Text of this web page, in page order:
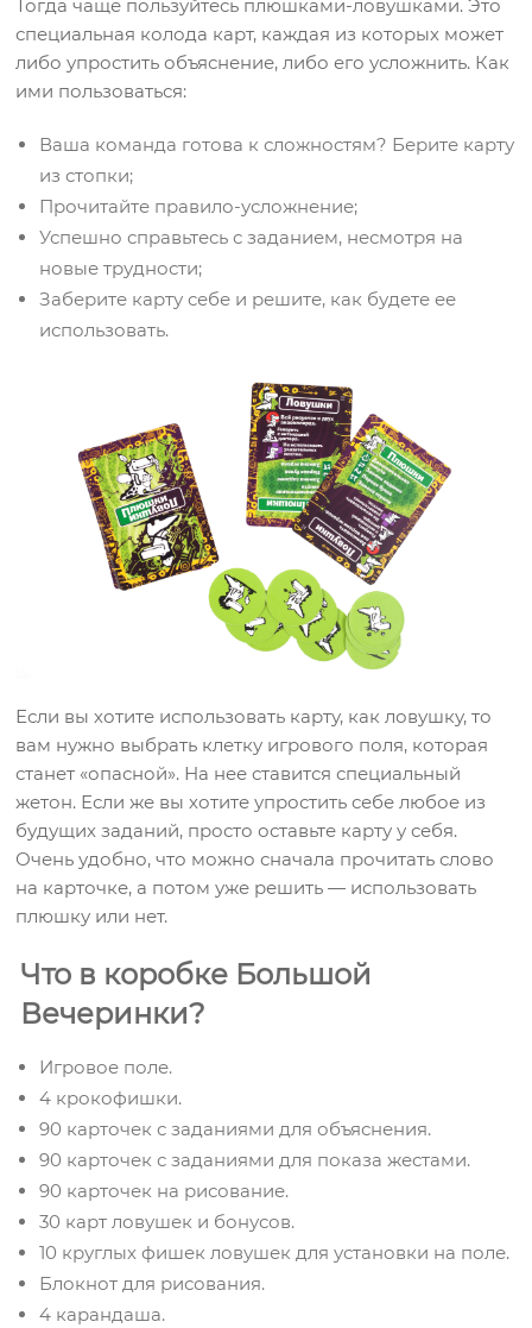
Тогда чаще пользуйтесь плюшками-ловушками. Это
специальная колода карт, каждая из которых может
либо упростить объяснение, либо его усложнить. Как
ими пользоваться:
Ваша команда готова к сложностям? Берите карту
из стопки;
Прочитайте правило-усложнение;
Успешно справьтесь с заданием, несмотря на
новые трудности;
Заберите карту себе и решите, как будете ее
использовать.
Если вы хотите использовать карту, как ловушку, то
вам нужно выбрать клетку игрового поля, которая
станет «опасной». На нее ставится специальный
жетон. Если же вы хотите упростить себе любое из
будущих заданий, просто оставьте карту у себя.
Очень удобно, что можно сначала прочитать слово
на карточке, а потом уже решить — использовать
плюшку или нет.
Что в коробке Большой
Вечеринки?
Игровое поле.
4 крокофишки.
90 карточек с заданиями для объяснения.
90 карточек с заданиями для показа жестами.
90 карточек на рисование.
30 карт ловушек и бонусов.
10 круглых фишек ловушек для установки на поле.
Блокнот для рисования.
4 карандаша.